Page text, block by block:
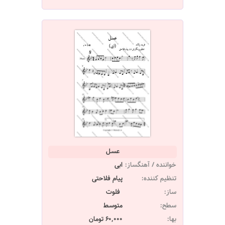
عسل
خواننده / آهنگساز: ابی
تنظیم کننده:
پیام فلاحتی
ساز:
فلوت
سطح:
متوسط
بها:
60,000 تومان